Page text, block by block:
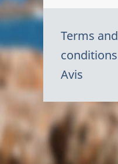
Terms and
conditions
Avis